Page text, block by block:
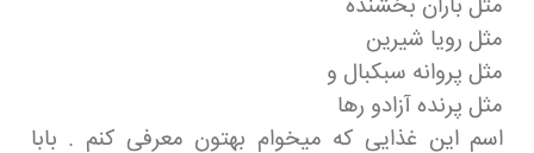
مثل رویا شیرین
مثل پروانه سبکبال و
مثل پرنده آزادو رها
اسم این غذایی که میخوام بهتون معرفی کنم . بابا